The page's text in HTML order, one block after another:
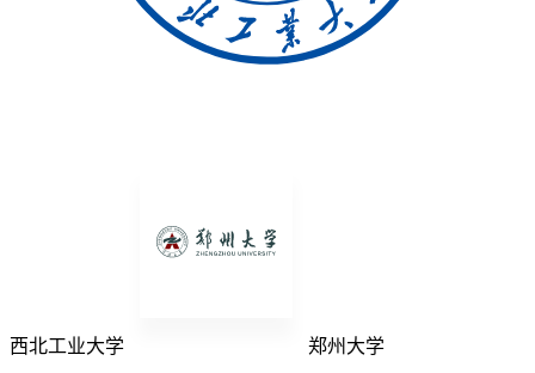
西北工业大学 郑州大学